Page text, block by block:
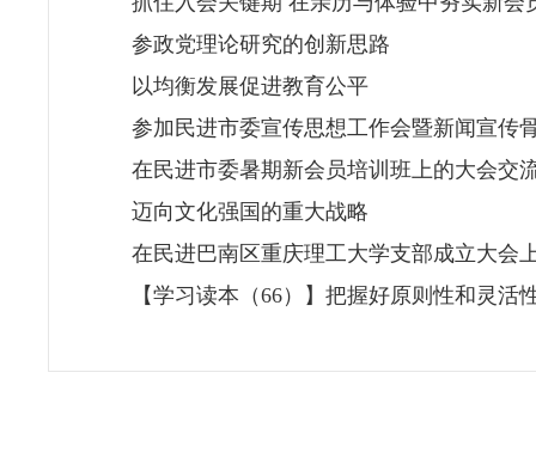
参政党理论研究的创新思路
以均衡发展促进教育公平
参加民进市委宣传思想工作会暨新闻宣传
在民进市委暑期新会员培训班上的大会交
迈向文化强国的重大战略
在民进巴南区重庆理工大学支部成立大会
【学习读本（66）】把握好原则性和灵活